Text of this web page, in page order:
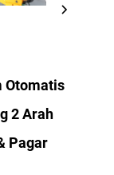
Otomatis
2 Arah
Pagar